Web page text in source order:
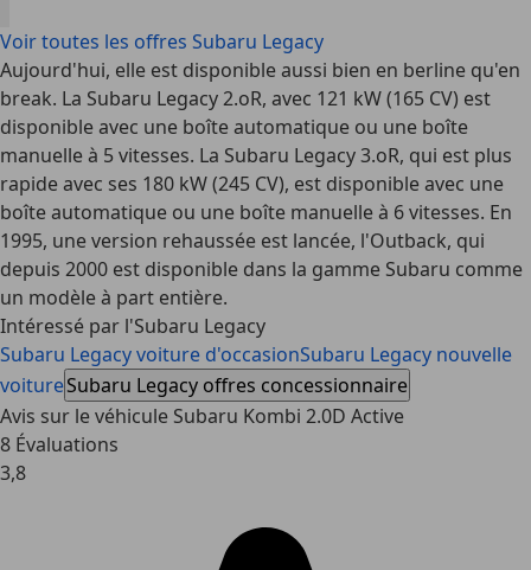
Voir toutes les offres Subaru Legacy
Aujourd'hui, elle est disponible aussi bien en berline qu'en
break. La Subaru Legacy 2.oR, avec 121 kW (165 CV) est
disponible avec une boîte automatique ou une boîte
manuelle à 5 vitesses. La Subaru Legacy 3.oR, qui est plus
rapide avec ses 180 kW (245 CV), est disponible avec une
boîte automatique ou une boîte manuelle à 6 vitesses. En
1995, une version rehaussée est lancée, l'Outback, qui
depuis 2000 est disponible dans la gamme Subaru comme
un modèle à part entière.
Intéressé par l'Subaru Legacy
Subaru Legacy voiture d'occasionSubaru Legacy nouvelle
voitureSubaru Legacy offres concessionnaire
Avis sur le véhicule Subaru Kombi 2.0D Active
8 Évaluations
3,8